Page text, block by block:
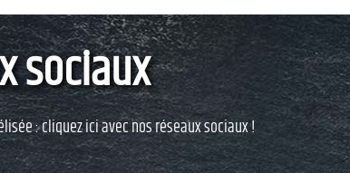
sociaux
: cliquez ici avec nos réseaux sociaux !